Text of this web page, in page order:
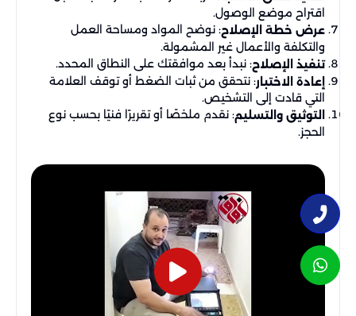
اقتراح موضع الوصول.
عرض خطة الإصلاح: نوضح المواد ومساحة العمل
والتكلفة والأعمال غير المشمولة.
تنفيذ الإصلاح: نبدأ بعد موافقتك على النطاق المحدد.
إعادة الاختبار: نتحقق من ثبات الضغط أو توقف العلامة
التي قادت إلى التشخيص.
التوثيق والتسليم: نقدم ملخصًا أو تقريرًا فنيًا بحسب نوع
الحجز.